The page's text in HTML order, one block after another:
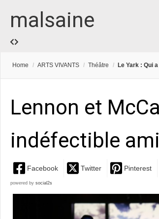
malsaine
Home / ARTS VIVANTS / Théâtre / Le Yark : Qui
Lennon et
indéfectible
Facebook Twitter Pinterest
powered by social2s